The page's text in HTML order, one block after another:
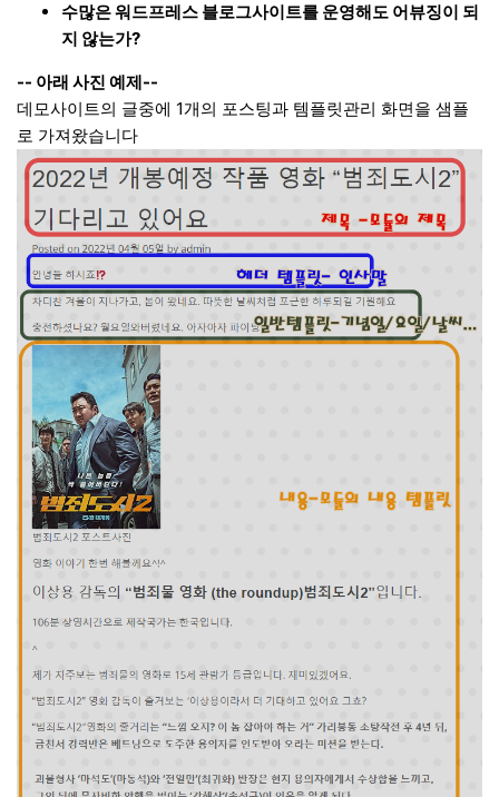
수많은 워드프레스 블로그사이트를 운영해도 어뷰징이 되
지 않는가?
-- 아래 사진 예제--
데모사이트의 글중에 1개의 포스팅과 템플릿관리 화면을 샘플
로 가져왔습니다